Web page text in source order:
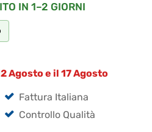
IN 1–2 GIORNI
Agosto e il 17 Agosto
Fattura Italiana
Controllo Qualità